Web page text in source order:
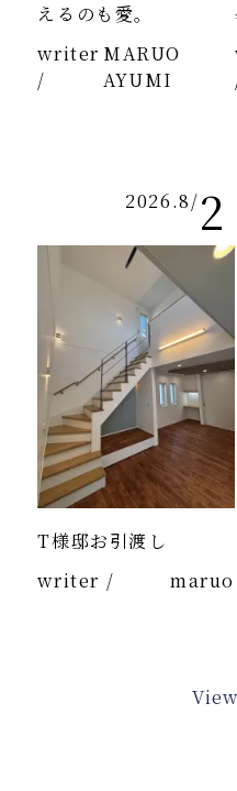
えるのも愛。
writer
/
MARUO
AYUMI
2026.8/2
T様邸お引渡し
writer /
maruo